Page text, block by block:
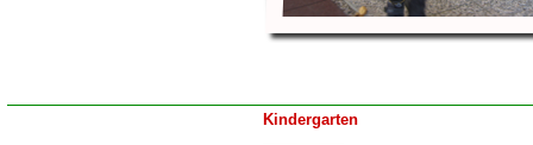
Kindergarten